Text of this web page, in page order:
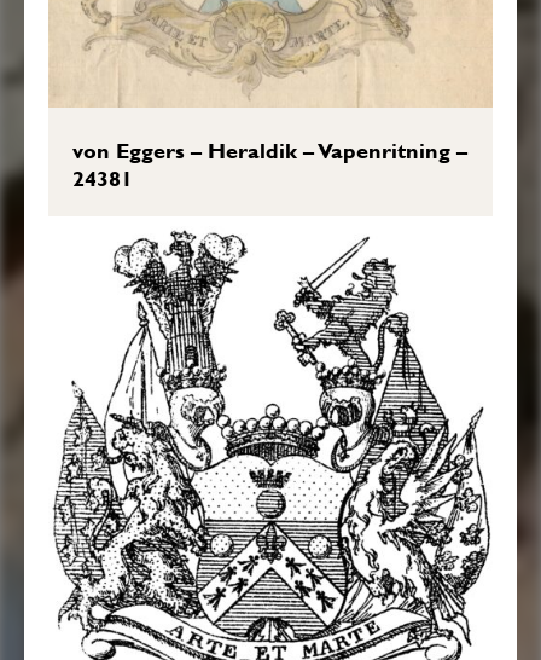
von Eggers – Heraldik – Vapenritning –
24381